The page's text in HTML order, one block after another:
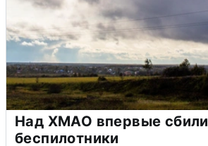
Над ХМАО впервые сбили
беспилотники